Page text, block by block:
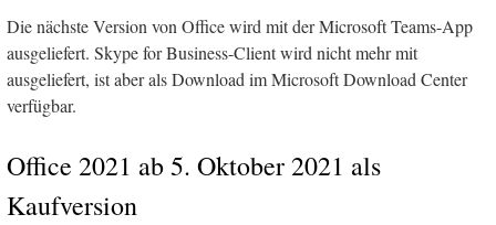
Die nächste Version von Office wird mit der Microsoft Teams-App
ausgeliefert. Skype for Business-Client wird nicht mehr mit
ausgeliefert, ist aber als Download im Microsoft Download Center
verfügbar.
Office 2021 ab 5. Oktober 2021 als
Kaufversion